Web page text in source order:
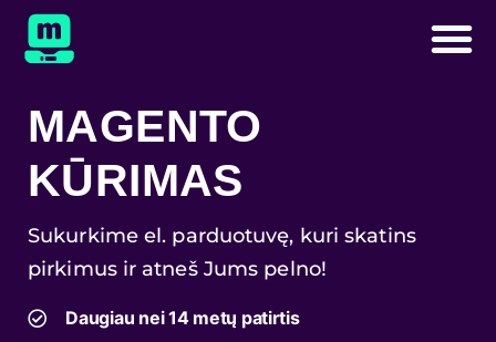
MAGENTO
KŪRIMAS
Sukurkime el. parduotuvę, kuri skatins
pirkimus ir atneš Jums pelno!
Daugiau nei 14 metų patirtis